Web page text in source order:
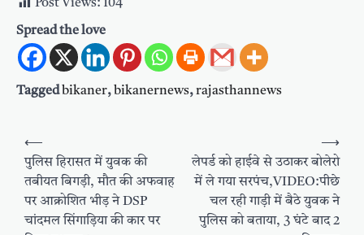
Post Views: 104
Spread the love
Taggedbikaner, bikanernews,rajasthannews
Post
navigation
⟵
पुलिस हिरासत में युवक की
तबीयत बिगड़ी, मौत की अफवाह
पर आक्रोशित भीड़ ने DSP
चांदमल सिंगाड़िया की कार पर
लेपर्ड को हाईवे से उठाकर बोलेरो
में ले गया सरपंच,VIDEO:पीछे
चल रही गाड़ी में बैठे युवक ने
पुलिस को बताया, 3 घंटे बाद 2
⟶